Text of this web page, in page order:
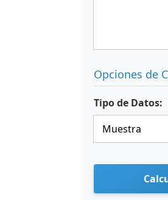
Opciones de
Tipo de Datos: